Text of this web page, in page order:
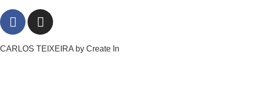
CARLOS TEIXEIRA by Create In